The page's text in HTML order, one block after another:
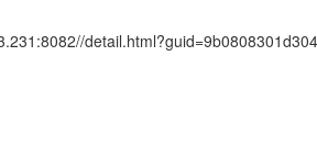
市天心区
年4